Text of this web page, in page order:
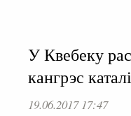
У Квебеку
кангрэс
19.06.2017 17:47